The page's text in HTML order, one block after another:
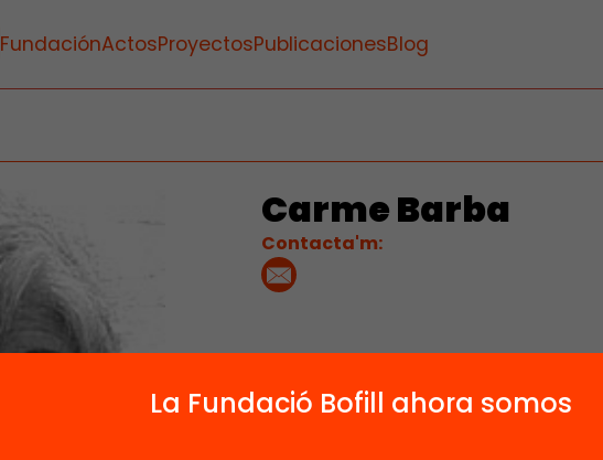
FundaciónActosProyectosPublicacionesBlog
Carme Barba
Contacta'm:
La Fundació Bofill ahora somos